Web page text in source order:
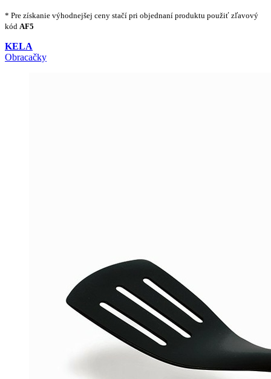
* Pre získanie výhodnejšej ceny stačí pri objednaní produktu použiť zľavový
kód AF5
KELA
Obracačky